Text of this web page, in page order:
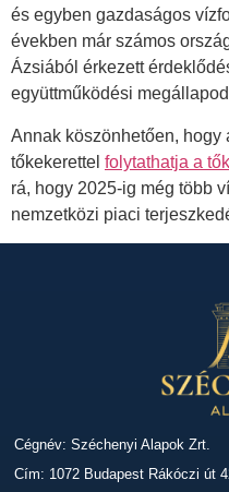
és egyben gazdaságos
években már számos
Ázsiából érkezett
együttműködési
Annak köszönhetően, hogy
tőkekerettel folytathatja a
rá, hogy 2025-ig még több
nemzetközi piaci
Cégnév: Széchenyi Alapok Zrt.
Cím: 1072 Budapest Rákóczi út